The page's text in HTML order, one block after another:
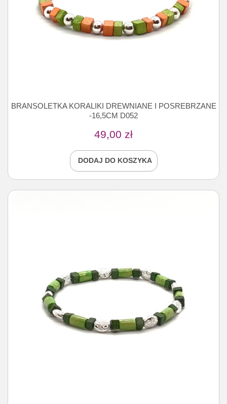
BRANSOLETKA KORALIKI DREWNIANE I POSREBRZANE
-16,5CM D052
49,00 zł
DODAJ DO KOSZYKA